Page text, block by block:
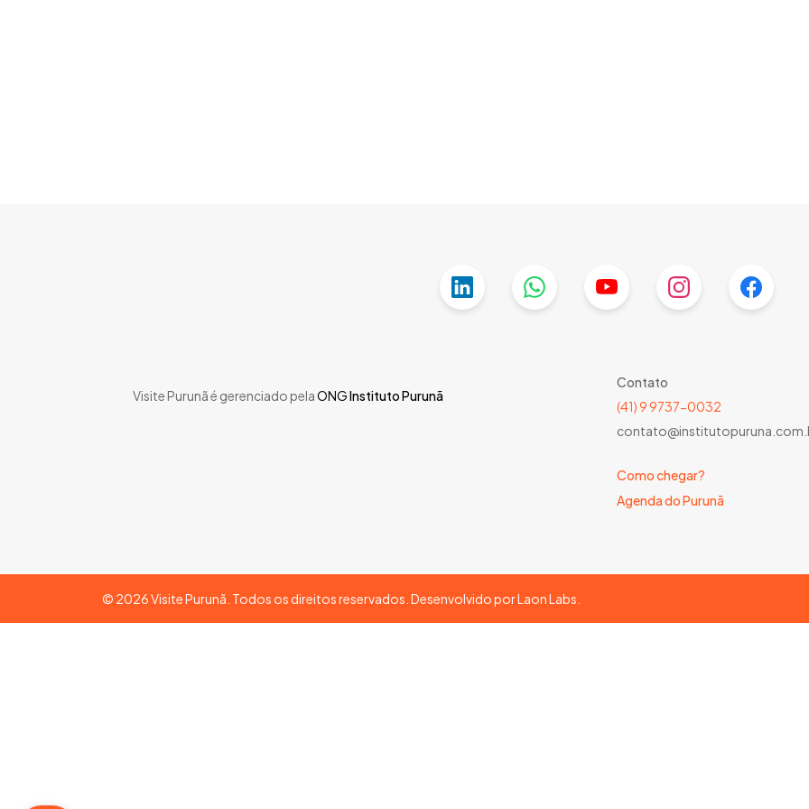
Visite Purunã é gerenciado pelaONGInstituto Purunã
Contato
(41) 9 9737-0032
Como chegar?
Agenda do Purunã
© 2026Visite Purunã. Todos os direitos reservados. Desenvolvido porLaon Labs